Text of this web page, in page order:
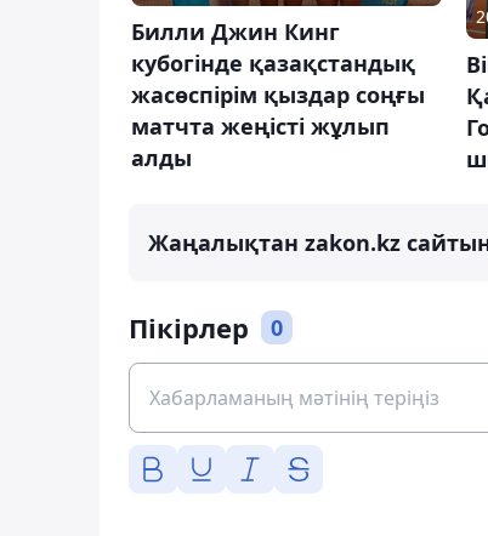
Билли Джин Кинг
кубогінде қазақстандық
жасөспірім қыздар соңғы
матчта жеңісті жұлып
алды
Жаңалықтан zakon.kz
Пікірлер 0